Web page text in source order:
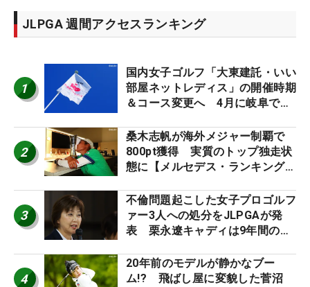
JLPGA 週間アクセスランキング
1
国内女子ゴルフ「大東建託・いい
部屋ネットレディス」の開催時期
＆コース変更へ 4月に岐阜で開
2
桑木志帆が海外メジャー制覇で
800pt獲得 実質のトップ独走状
態に【メルセデス・ランキング番
3
不倫問題起こした女子プロゴルフ
ァー3人への処分をJLPGAが発
表 栗永遼キャディは9年間の立
4
20年前のモデルが静かなブー
ム!? 飛ばし屋に変貌した菅沼